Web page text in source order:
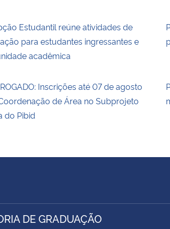
Estudantil reúne atividades de
para estudantes ingressantes e
acadêmica
Inscrições até 07 de agosto
de Área no Subprojeto
do Pibid
DE GRADUAÇÃO